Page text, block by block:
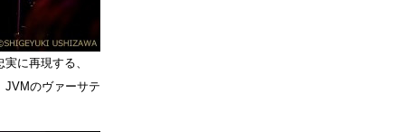
に再現する、
JVMのヴァーサテ